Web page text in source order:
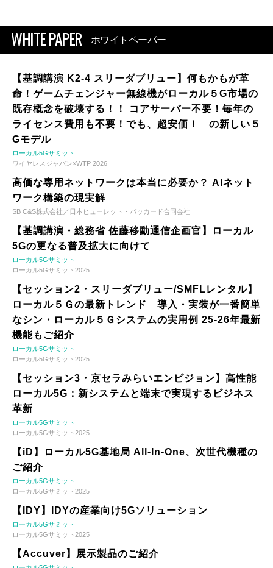
WHITE PAPER ホワイトペーパー
【基調講演 K2-4 スリーダブリュー】何もかもが革
命！ゲームチェンジャー無線機がローカル５G市場の
既存概念を破壊する！！ コアサーバー不要！毎年の
ライセンス費用も不要！でも、超安価！ の新しい５
Gモデル
ローカル5Gサミット
ワイヤレスジャパン×WTP 2026
高価な専用ネットワークは本当に必要か？ AIネット
ワーク構築の現実解
SB C&S株式会社／日本ヒューレット・パッカード合同会社
【基調講演・総務省 佐藤移動通信企画官】ローカル
5Gの更なる普及拡大に向けて
ローカル5Gサミット
ローカル5Gサミット2025
【セッション2・スリーダブリュー/SMFLレンタル】
ローカル５Ｇの最新トレンド 導入・実装が一番簡単
なシン・ローカル５Ｇシステムの実用例 25-26年最新
機能もご紹介
ローカル5Gサミット
ローカル5Gサミット2025
【セッション3・京セラみらいエンビジョン】高性能
ローカル5G：新システムと端末で実現するビジネス
革新
ローカル5Gサミット
ローカル5Gサミット2025
【iD】ローカル5G基地局 All-In-One、次世代機種の
ご紹介
ローカル5Gサミット
ローカル5Gサミット2025
【IDY】IDYの産業向け5Gソリューション
ローカル5Gサミット
ローカル5Gサミット2025
【Accuver】展示製品のご紹介